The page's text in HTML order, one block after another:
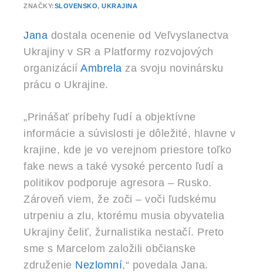
ZNAČKY:SLOVENSKO, UKRAJINA
Jana dostala ocenenie od Veľvyslanectva
Ukrajiny v SR a Platformy rozvojových
organizácií Ambrela za svoju novinársku
prácu o Ukrajine.
„Prinášať príbehy ľudí a objektívne
informácie a súvislosti je dôležité, hlavne v
krajine, kde je vo verejnom priestore toľko
fake news a také vysoké percento ľudí a
politikov podporuje agresora – Rusko.
Zároveň viem, že zoči – voči ľudskému
utrpeniu a zlu, ktorému musia obyvatelia
Ukrajiny čeliť, žurnalistika nestačí. Preto
sme s Marcelom založili občianske
združenie Nezlomní,“ povedala Jana.